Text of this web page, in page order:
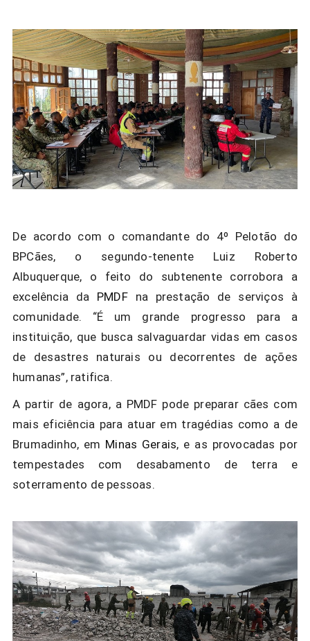
De acordo com o comandante do 4º Pelotão do
BPCães, o segundo-tenente Luiz Roberto
Albuquerque, o feito do subtenente corrobora a
excelência da PMDFna prestação de serviços à
comunidade. “É um grande progresso para a
instituição, que busca salvaguardar vidas em casos
de desastres naturais ou decorrentes de ações
humanas”, ratifica.
A partir de agora, a PMDF pode preparar cães com
mais eficiência para atuar em tragédias como a de
Brumadinho, em Minas Gerais, e as provocadas por
tempestades com desabamento de terra e
soterramento de pessoas.